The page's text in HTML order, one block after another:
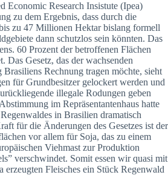
Economic Research Insistute (Ipea)
zu dem Ergebnis, dass durch die
zu 47 Millionen Hektar bislang formell
dann schutzlos sein könnten. Das
60 Prozent der betroffenen Flächen
Das Gesetz, das der wachsenden
Rechnung tragen möchte, sieht
für Grundbesitzer gelockert werden und
illegale Rodungen geben
im Repräsentantenhaus hatte
in Brasilien dramatisch
für die Änderungen des Gesetzes ist der
vor allem für Soja, das zu einem
Viehmast zur Produktion
verschwindet. Somit essen wir quasi mit
erzeugten Fleisches ein Stück Regenwald